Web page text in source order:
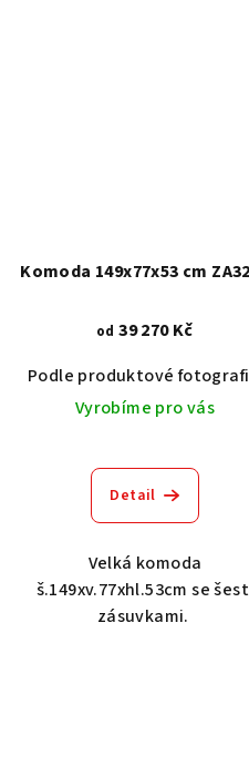
Akát vintage BT1551 Dub
Komoda 149x77x53 cm
od 39 270 Kč
Podle produktové
Vyrobíme pro vás
Detail
Velká komoda
š.149xv.77xhl.53cm se
zásuvkami.